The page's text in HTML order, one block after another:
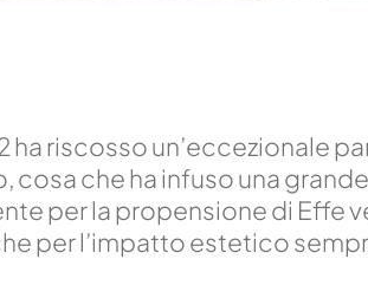
ha riscosso un’eccezionale
che ha infuso una
per la propensione di Effe
per l’impatto estetico